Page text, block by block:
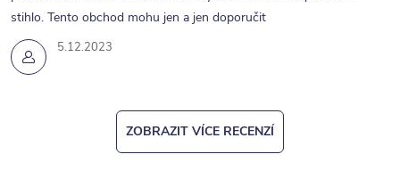
5.12.2023
stihlo. Tento obchod mohu jen a jen doporučit
ZOBRAZIT VÍCE RECENZÍ